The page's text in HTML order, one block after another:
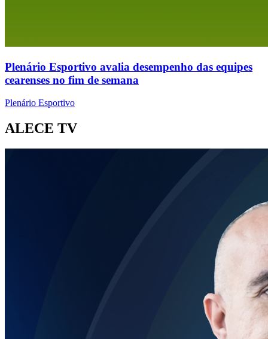
Plenário Esportivo avalia desempenho das equipes
cearenses no fim de semana
Plenário Esportivo
ALECE TV